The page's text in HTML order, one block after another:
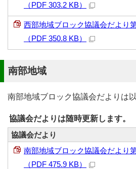
（PDF 303.2 KB）
西部地域ブロック協議会だより
（PDF 350.8 KB）
南部地域
南部地域ブロック協議会だよりは
協議会だよりは随時更新します。
協議会だより
南部地域ブロック協議会だより
（PDF 475.9 KB）